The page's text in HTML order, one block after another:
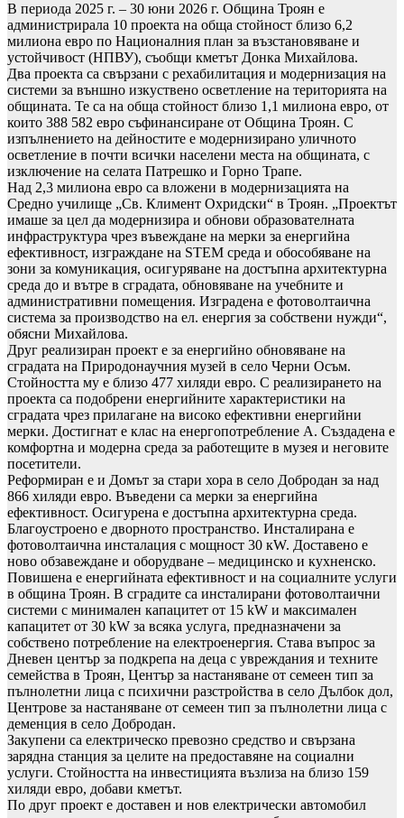
В периода 2025 г. – 30 юни 2026 г. Община Троян е
администрирала 10 проекта на обща стойност близо 6,2
милиона евро по Националния план за възстановяване и
устойчивост (НПВУ), съобщи кметът Донка Михайлова.
Два проекта са свързани с рехабилитация и модернизация на
системи за външно изкуствено осветление на територията на
общината. Те са на обща стойност близо 1,1 милиона евро, от
които 388 582 евро съфинансиране от Община Троян. С
изпълнението на дейностите е модернизирано уличното
осветление в почти всички населени места на общината, с
изключение на селата Патрешко и Горно Трапе.
Над 2,3 милиона евро са вложени в модернизацията на
Средно училище „Св. Климент Охридски“ в Троян. „Проектът
имаше за цел да модернизира и обнови образователната
инфраструктура чрез въвеждане на мерки за енергийна
ефективност, изграждане на STEM среда и обособяване на
зони за комуникация, осигуряване на достъпна архитектурна
среда до и вътре в сградата, обновяване на учебните и
административни помещения. Изградена е фотоволтаична
система за производство на ел. енергия за собствени нужди“,
обясни Михайлова.
Друг реализиран проект е за енергийно обновяване на
сградата на Природонаучния музей в село Черни Осъм.
Стойността му е близо 477 хиляди евро. С реализирането на
проекта са подобрени енергийните характеристики на
сградата чрез прилагане на високо ефективни енергийни
мерки. Достигнат е клас на енергопотребление А. Създадена е
комфортна и модерна среда за работещите в музея и неговите
посетители.
Реформиран е и Домът за стари хора в село Добродан за над
866 хиляди евро. Въведени са мерки за енергийна
ефективност. Осигурена е достъпна архитектурна среда.
Благоустроено е дворното пространство. Инсталирана е
фотоволтаична инсталация с мощност 30 кW. Доставено е
ново обзавеждане и оборудване – медицинско и кухненско.
Повишена е енергийната ефективност и на социалните услуги
в община Троян. В сградите са инсталирани фотоволтаични
системи с минимален капацитет от 15 kW и максимален
капацитет от 30 kW за всяка услуга, предназначени за
собствено потребление на електроенергия. Става въпрос за
Дневен център за подкрепа на деца с увреждания и техните
семейства в Троян, Център за настаняване от семеен тип за
пълнолетни лица с психични разстройства в село Дълбок дол,
Центрове за настаняване от семеен тип за пълнолетни лица с
деменция в село Добродан.
Закупени са електрическо превозно средство и свързана
зарядна станция за целите на предоставяне на социални
услуги. Стойността на инвестицията възлиза на близо 159
хиляди евро, добави кметът.
По друг проект е доставен и нов електрически автомобил